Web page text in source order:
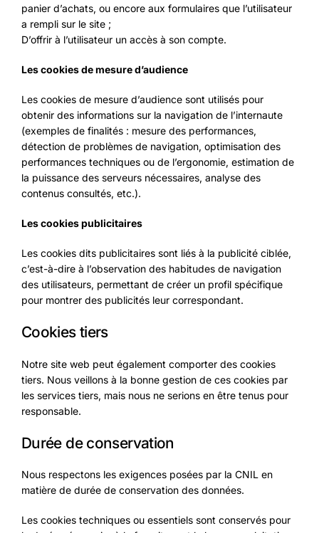
panier d’achats, ou encore aux formulaires que l’utilisateur
a rempli sur le site ;
D’offrir à l’utilisateur un accès à son compte.
Les cookies de mesure d’audience
Les cookies de mesure d’audience sont utilisés pour
obtenir des informations sur la navigation de l’internaute
(exemples de finalités : mesure des performances,
détection de problèmes de navigation, optimisation des
performances techniques ou de l’ergonomie, estimation de
la puissance des serveurs nécessaires, analyse des
contenus consultés, etc.).
Les cookies publicitaires
Les cookies dits publicitaires sont liés à la publicité ciblée,
c’est-à-dire à l’observation des habitudes de navigation
des utilisateurs, permettant de créer un profil spécifique
pour montrer des publicités leur correspondant.
Cookies tiers
Notre site web peut également comporter des cookies
tiers. Nous veillons à la bonne gestion de ces cookies par
les services tiers, mais nous ne serions en être tenus pour
responsable.
Durée de conservation
Nous respectons les exigences posées par la CNIL en
matière de durée de conservation des données.
Les cookies techniques ou essentiels sont conservés pour